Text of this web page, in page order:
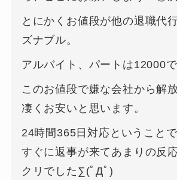
とにかくお値段が他の退職代
ズナブル。
アルバイト、パートは12000で
このお値段で嫌な会社から解
凄くお安いと思います。
24時間365日対応ということ
すぐに返事が来てあまりの反
クリでした∑(ﾟДﾟ)